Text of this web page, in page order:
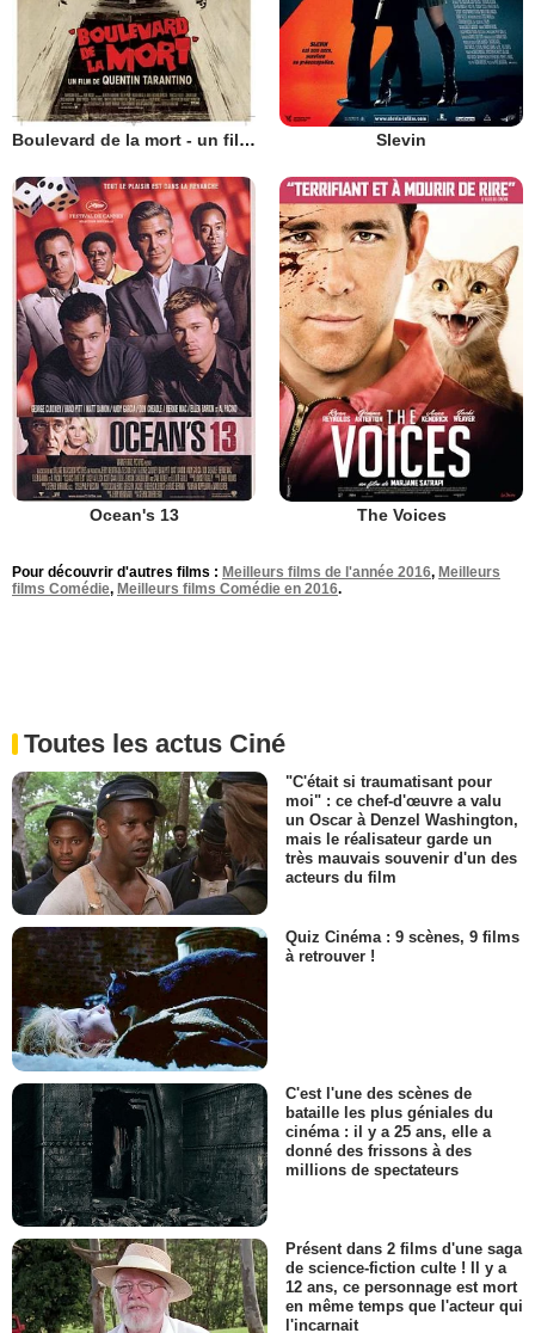
Boulevard de la mort - un film Grindhouse Slevin
Ocean's 13 The Voices
Pour découvrir d'autres films : Meilleurs films de l'année 2016, Meilleurs
films Comédie, Meilleurs films Comédie en 2016.
Toutes les actus Ciné
"C'était si traumatisant pour
moi" : ce chef-d'œuvre a valu
un Oscar à Denzel Washington,
mais le réalisateur garde un
très mauvais souvenir d'un des
acteurs du film
Quiz Cinéma : 9 scènes, 9 films
à retrouver !
C'est l'une des scènes de
bataille les plus géniales du
cinéma : il y a 25 ans, elle a
donné des frissons à des
millions de spectateurs
Présent dans 2 films d'une saga
de science-fiction culte ! Il y a
12 ans, ce personnage est mort
en même temps que l'acteur qui
l'incarnait